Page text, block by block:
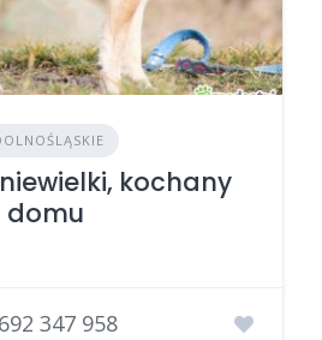
niewielki, kochany
domu
347 958